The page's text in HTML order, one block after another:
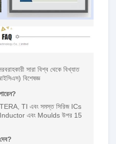
সারা বিশ্ব থেকে বিখ্যাত
বিশেষজ্ঞ
TI এবং সমস্ত সিরিজ ICs
এবং Moulds উপর 15